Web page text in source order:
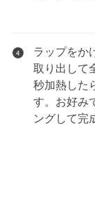
4
ラップをか
取り出して
秒加熱した
す。お好み
ングして完